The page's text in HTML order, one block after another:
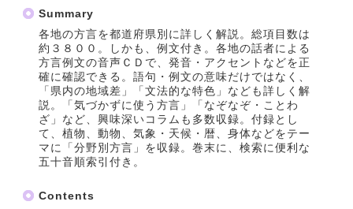
Summary
各地の方言を都道府県別に詳しく解説。総項目数は
約３８００。しかも、例文付き。各地の話者による
方言例文の音声ＣＤで、発音・アクセントなどを正
確に確認できる。語句・例文の意味だけではなく、
「県内の地域差」「文法的な特色」なども詳しく解
説。「気づかずに使う方言」「なぞなぞ・ことわ
ざ」など、興味深いコラムも多数収録。付録とし
て、植物、動物、気象・天候・暦、身体などをテー
マに「分野別方言」を収録。巻末に、検索に便利な
五十音順索引付き。
Contents